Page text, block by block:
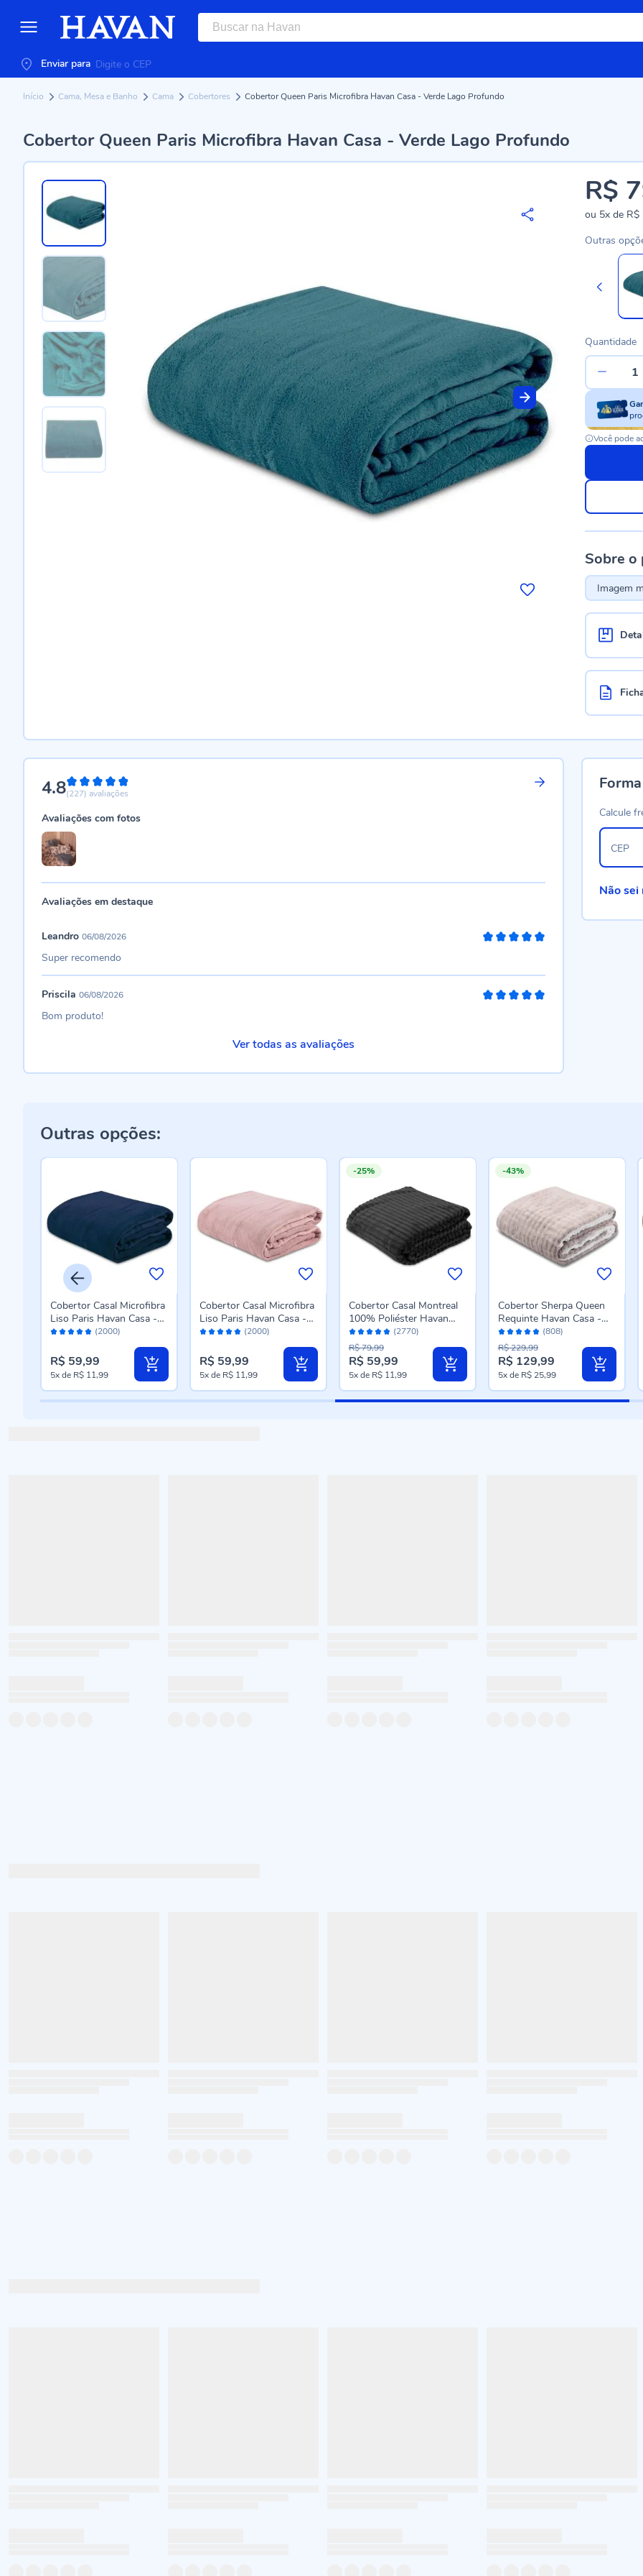
Enviar para
Início Cama, Mesa e Banho Cama Cobertores Cobertor Queen Paris Microfibra Havan Casa - Verde Lago Profundo
Cobertor Queen Paris Microfibra Havan Casa - Verde Lago Profundo
R$
ou 5xde R$
Outras
Quantidade
Você pode
Sobre o
Imagem
4.896%
(227) avaliações
Avaliações com fotos
Avaliações em destaque
Leandro 06/08/2026
Super recomendo
Priscila 06/08/2026
Bom produto!
Ver todas as avaliações
Calcule
CEP
Não sei
Outras opções:
Avaliação: (2000)
Cobertor Casal Microfibra
Liso Paris Havan Casa -
Azul Profundo
R$ 59,99
5xde R$ 11,99
Avaliação: (2000)
Cobertor Casal Microfibra
Liso Paris Havan Casa -
Rose
R$ 59,99
5xde R$ 11,99
-25%
Avaliação:
96%
(2770)
Cobertor Casal Montreal
100% Poliéster Havan
Casa - Carbono
Preço
especial
R$ 59,99
R$ 79,99
5xde R$ 11,99
-43%
Avaliação:
96%
(808)
Cobertor Sherpa Queen
Requinte Havan Casa -
Bege
Preço
especial
R$ 129,99
R$ 229,99
5xde R$ 25,99